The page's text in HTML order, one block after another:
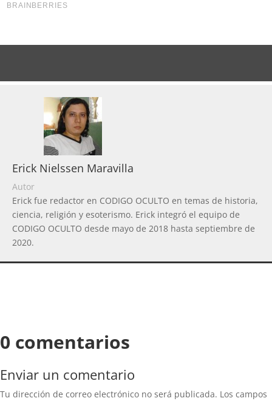
Erick Nielssen Maravilla
Autor
Erick fue redactor en CODIGO OCULTO en temas de historia,
ciencia, religión y esoterismo. Erick integró el equipo de
CODIGO OCULTO desde mayo de 2018 hasta septiembre de
2020.
0 comentarios
Enviar un comentario
Tu dirección de correo electrónico no será publicada. Los campos